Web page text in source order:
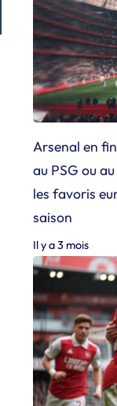
Arsenal en
au PSG ou
les favoris
saison
Il y a 3 mois